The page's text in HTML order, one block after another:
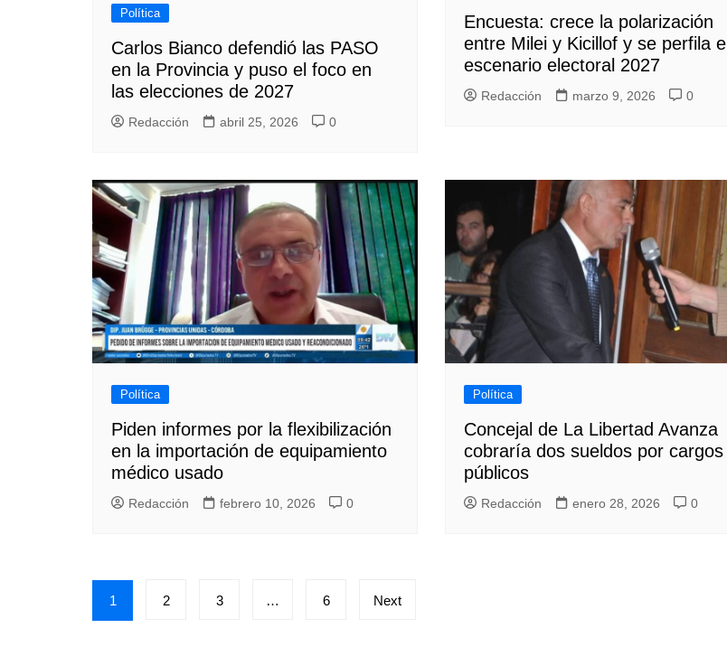
Política
Carlos Bianco defendió las PASO
en la Provincia y puso el foco en
las elecciones de 2027
Redacción abril 25, 2026 0
Encuesta: crece la polarización
entre Milei y Kicillof y se perfila el
escenario electoral 2027
Redacción marzo 9, 2026 0
Política
Piden informes por la flexibilización
en la importación de equipamiento
médico usado
Redacción febrero 10, 2026 0
Política
Concejal de La Libertad Avanza
cobraría dos sueldos por cargos
públicos
Redacción enero 28, 2026 0
Paginación
de
1 2 3 … 6 Next